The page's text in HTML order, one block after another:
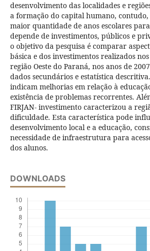
desenvolvimento das localidades e
a formação do capital humano,
maior quantidade de anos escolares
depende de investimentos, públicos e
o objetivo da pesquisa é comparar
básica e dos investimentos realizados
região Oeste do Paraná, nos anos de
dados secundários e estatística
indicam melhorias em relação à
existência de problemas recorrentes.
FIRJAN- investimento caracterizou a
dificuldade. Esta característica pode
desenvolvimento local e a educação,
necessidade de infraestrutura para
dos alunos.
DOWNLOADS